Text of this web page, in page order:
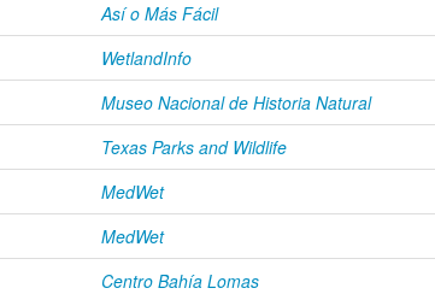
Así o Más Fácil
WetlandInfo
Museo Nacional de Historia Natural
Texas Parks and Wildlife
MedWet
MedWet
Centro Bahía Lomas